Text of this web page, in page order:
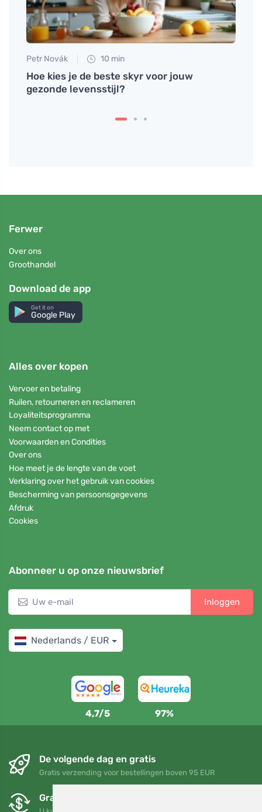
Petr Novák 10 min
Hoe kies je de beste skyr voor jouw
gezonde levensstijl?
Ferwer
Over ons
Groothandel
Download de app
Get it on
Google Play
Alles over kopen
Vervoer en betaling
Ruilen, retourneren en reclameren
Loyaliteitsprogramma
Neem contact op met
Voorwaarden en Condities
Over ons
Hoe meet je de lengte van de voet
Verklaring over het gebruik van cookies
Bescherming van persoonsgegevens
Afdruk
Cookies
Abonneer u op onze nieuwsbrief
Inloggen
Nederlands / EUR
4,7/5 97%
De volgende dag en gratis
Gratis verzending voor bestellingen boven 95 EUR
Gratis ruilen en retourneren